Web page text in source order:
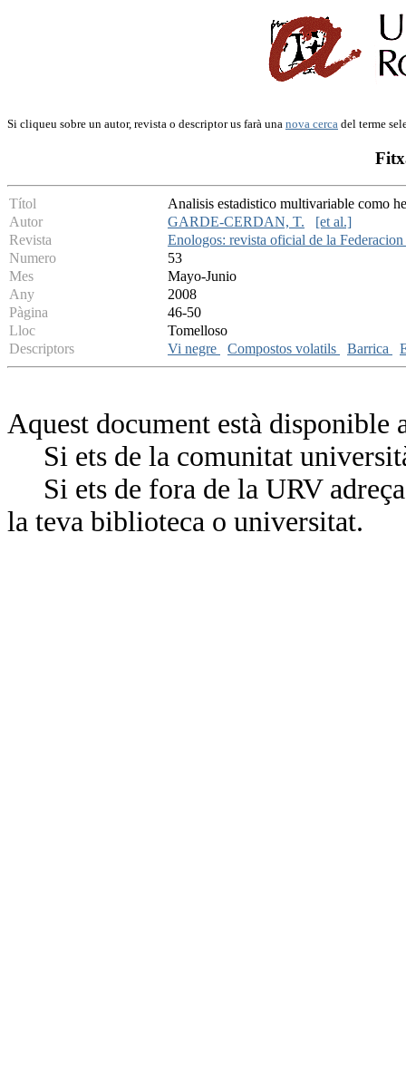
Si cliqueu sobre un autor, revista o descriptor us farà una nova cerca del terme
Títol
Analisis estadistico multivariable como
Autor
GARDE-CERDAN, T.
[et al.]
Revista
Enologos: revista oficial de la
Numero
53
Mes
Mayo-Junio
Any
2008
Pàgina
46-50
Lloc
Tomelloso
Descriptors
Vi negre Compostos volatils Barrica
Aquest document està
Si ets de la comunitat
Si ets de fora de la URV
la teva biblioteca o universitat.